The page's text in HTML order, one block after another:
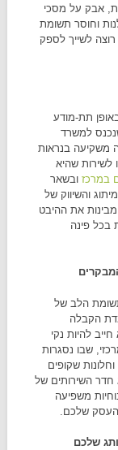
אבק על מסכי
וחוסר תשומת
לשייך לספק
תת-מודע
למשרד
משקיעה בנראות
לשירות שהיא
במרכזובשאר
והשיווק של
את ההיבט
בכל פינה
הלב של
הקבלה
להיות נקי
שבו נסגרות
שקופים
חדר השירותים של
משפיעה
שלכם.
שלכם